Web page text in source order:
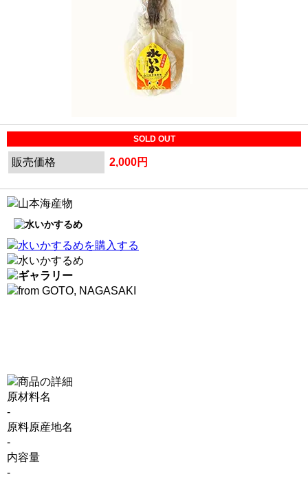
SOLD OUT
販売価格 2,000円
原材料名
-
原料原産地名
-
内容量
-